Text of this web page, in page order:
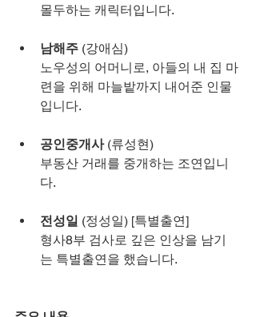
몰두하는 캐릭터입니다.
남해주 (강애심)
노우성의 어머니로, 아들의 내 집 마
련을 위해 마늘밭까지 내어준 인물
입니다.
공인중개사 (류성현)
부동산 거래를 중개하는 조연입니
다.
전성일 (정성일) [특별출연]
형사8부 검사로 깊은 인상을 남기
는 특별출연을 했습니다.